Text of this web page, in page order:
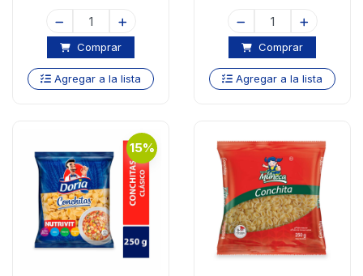
Comprar
Agregar a la lista
Comprar
Agregar a la lista
15%